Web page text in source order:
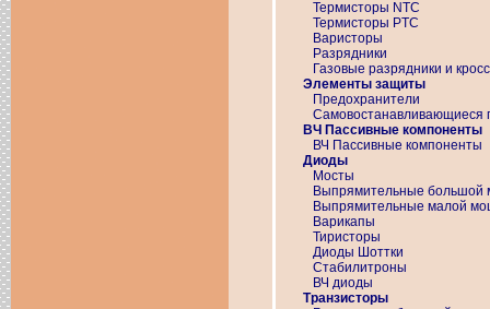
Термисторы NTC
Термисторы PTC
Варисторы
Разрядники
Газовые разрядники и
Элементы защиты
Предохранители
Самовостанавливающиеся
ВЧ Пассивные компоненты
ВЧ Пассивные компоненты
Диоды
Мосты
Выпрямительные большой
Выпрямительные малой
Варикапы
Тиристоры
Диоды Шоттки
Стабилитроны
ВЧ диоды
Транзисторы